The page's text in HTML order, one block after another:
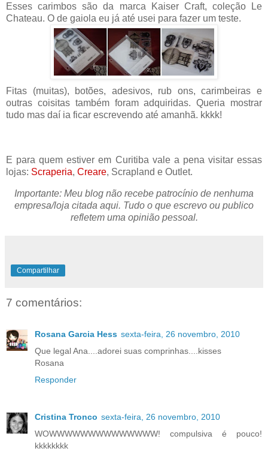
Esses carimbos são da marca Kaiser Craft, coleção Le
Chateau. O de gaiola eu já até usei para fazer um teste.
Fitas (muitas), botões, adesivos, rub ons, carimbeiras e
outras coisitas também foram adquiridas. Queria mostrar
tudo mas daí ia ficar escrevendo até amanhã. kkkk!
E para quem estiver em Curitiba vale a pena visitar essas
lojas: Scraperia, Creare, Scrapland e Outlet.
Importante: Meu blog não recebe patrocínio de nenhuma
empresa/loja citada aqui. Tudo o que escrevo ou publico
refletem uma opinião pessoal.
Compartilhar
7 comentários:
Rosana Garcia Hess sexta-feira, 26 novembro, 2010
Que legal Ana....adorei suas comprinhas....kisses
Rosana
Responder
Cristina Tronco sexta-feira, 26 novembro, 2010
WOWWWWWWWWWWWWWW! compulsiva é pouco!
kkkkkkkk